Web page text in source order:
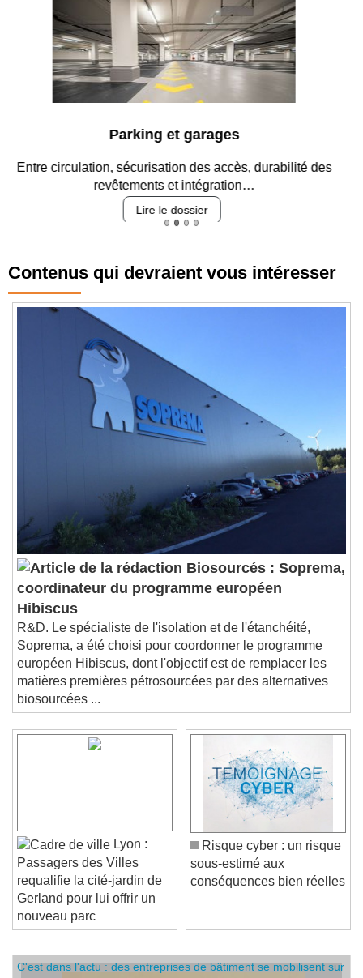
Parking et garages
Entre circulation, sécurisation des accès, durabilité des
revêtements et intégration…
Lire le dossier
Contenus qui devraient vous intéresser
Biosourcés : Soprema,
coordinateur du programme européen
Hibiscus
R&D. Le spécialiste de l'isolation et de l'étanchéité,
Soprema, a été choisi pour coordonner le programme
européen Hibiscus, dont l'objectif est de remplacer les
matières premières pétrosourcées par des alternatives
biosourcées ...
Lyon :
Passagers des Villes
requalifie la cité-jardin de
Gerland pour lui offrir un
nouveau parc
Risque cyber : un risque
sous-estimé aux